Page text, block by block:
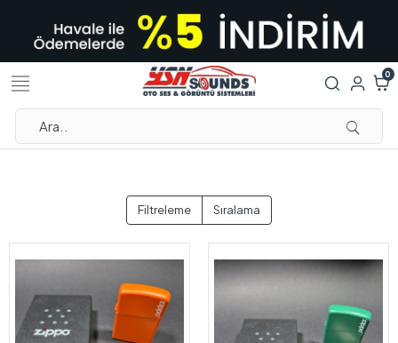
0
Filtreleme Sıralama